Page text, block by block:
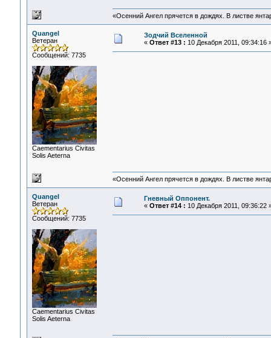
«Осенний Ангел прячется в дождях. В листве
Quangel
Ветеран
Сообщений: 7735
Сaementarius Civitas
Solis Aeterna
Зодчий Вселенной
« Ответ #13 : 10 Декабря 2011, 09:34:16
«Осенний Ангел прячется в дождях. В листве
Quangel
Ветеран
Сообщений: 7735
Сaementarius Civitas
Solis Aeterna
Гневный Оппонент.
« Ответ #14 : 10 Декабря 2011, 09:36:22